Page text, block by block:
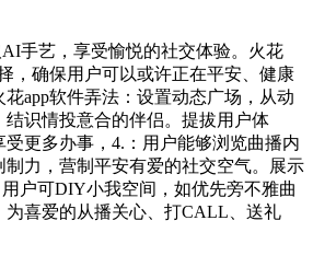
艺，享受愉悦的社交体验。火花
，确保用户可以或许正在平安、健康
app软件弄法：设置动态广场，从动
识情投意合的伴侣。提拔用户体
更多办事，4.：用户能够浏览曲播内
力，营制平安有爱的社交空气。展示
户可DIY小我空间，如优先旁不雅曲
为喜爱的从播关心、打CALL、送礼